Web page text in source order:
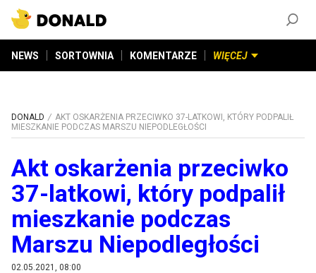
NEWS SORTOWNIA KOMENTARZE WIĘCEJ
DONALD
AKT OSKARŻENIA PRZECIWKO 37-LATKOWI, KTÓRY PODPALIŁ
MIESZKANIE PODCZAS MARSZU NIEPODLEGŁOŚCI
Akt oskarżenia przeciwko
37-latkowi, który podpalił
mieszkanie podczas
Marszu Niepodległości
02.05.2021, 08:00